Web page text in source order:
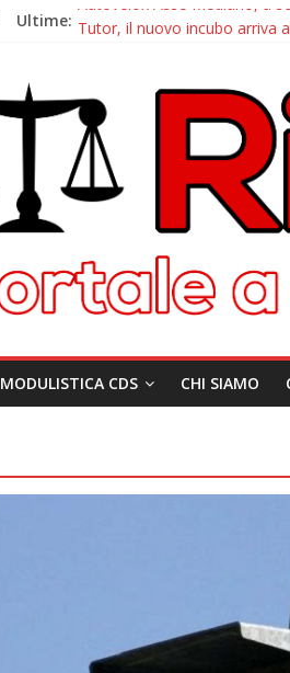
Ultime: Autovelox Asse Mediano, a
Autovelox Aversa Nord,
Domiziana, a Cellole arriva il
MODULISTICA CDS CHI SIAMO